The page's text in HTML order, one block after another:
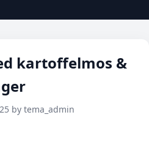
kartoffelmos &
by tema_admin